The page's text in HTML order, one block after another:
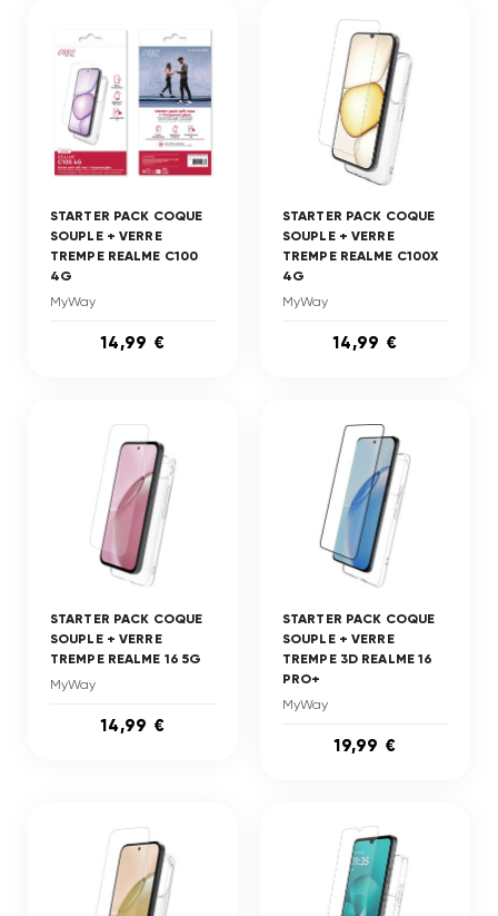
STARTER PACK COQUE
SOUPLE + VERRE
TREMPE REALME C100
4G
MyWay
14,99 €
STARTER PACK COQUE
SOUPLE + VERRE
TREMPE REALME C100X
4G
MyWay
14,99 €
STARTER PACK COQUE
SOUPLE + VERRE
TREMPE REALME 16 5G
MyWay
14,99 €
STARTER PACK COQUE
SOUPLE + VERRE
TREMPE 3D REALME 16
PRO+
MyWay
19,99 €